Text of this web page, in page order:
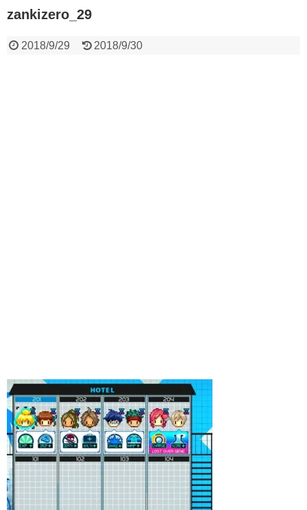
zankizero_29
2018/9/29 2018/9/30